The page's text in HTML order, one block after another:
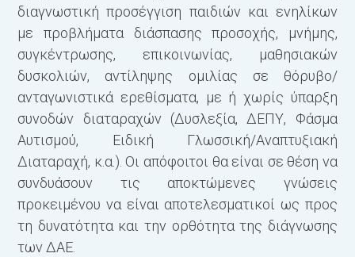
διαγνωστική προσέγγιση παιδιών και ενηλίκων
με προβλήματα διάσπασης προσοχής, μνήμης,
συγκέντρωσης, επικοινωνίας, μαθησιακών
δυσκολιών, αντίληψης ομιλίας σε θόρυβο/
ανταγωνιστικά ερεθίσματα, με ή χωρίς ύπαρξη
συνοδών διαταραχών (Δυσλεξία, ΔΕΠΥ, Φάσμα
Αυτισμού, Ειδική Γλωσσική/Αναπτυξιακή
Διαταραχή, κ.α.). Οι απόφοιτοι θα είναι σε θέση να
συνδυάσουν τις αποκτώμενες γνώσεις
προκειμένου να είναι αποτελεσματικοί ως προς
τη δυνατότητα και την ορθότητα της διάγνωσης
των ΔΑΕ.